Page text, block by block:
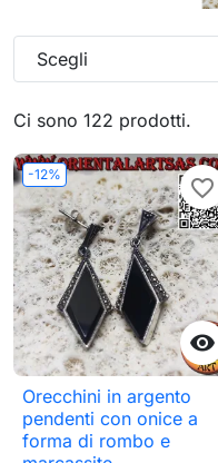
Ci sono 122 prodotti.
Scegli
-12%

favorite_border
Orecchini in argento
pendenti con onice a
forma di rombo e